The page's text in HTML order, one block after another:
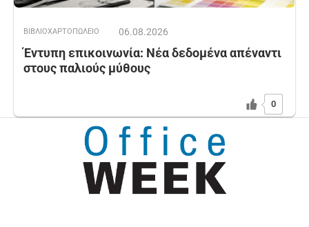
ΒΙΒΛΙΟΧΑΡΤΟΠΩΛΕΙΟ 06.08.2026
Έντυπη επικοινωνία: Νέα δεδομένα απέναντι
στους παλιούς μύθους
0